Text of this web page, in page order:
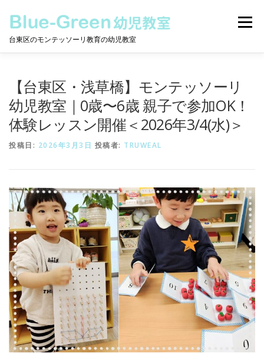
ツ
台東区のモンテッソーリ教育の幼児教室
メニュー
クラスについて ニュース 動画 カレンダー
【台東区・浅草橋】モンテッソーリ
幼児教室｜0歳〜6歳 親子で参加OK！
体験レッスン開催＜2026年3/4(水)＞
投稿日: 2026年3月3日 投稿者: TRUWEAL